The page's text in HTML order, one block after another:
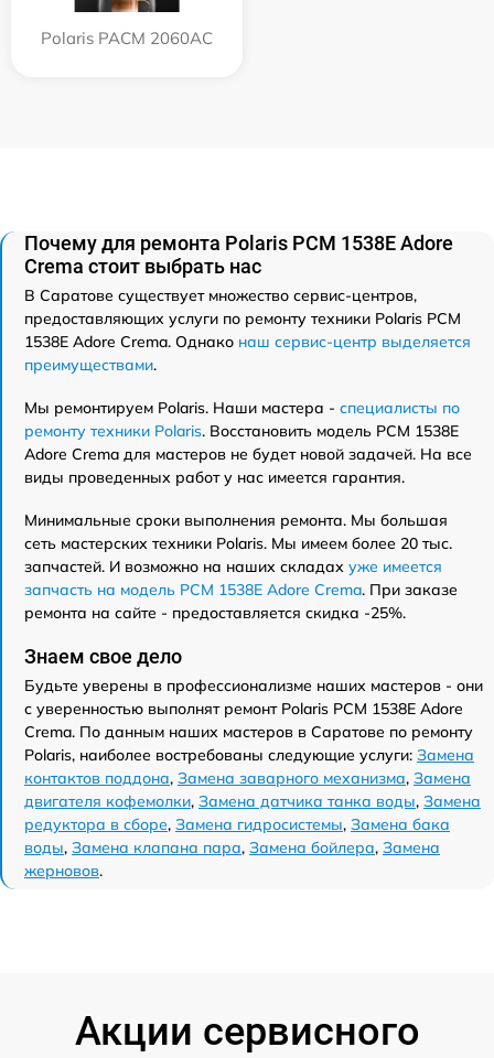
Polaris PACM 2060AC
Почему для ремонта Polaris PCM 1538E Adore
Crema стоит выбрать нас
В Саратове существует множество сервис-центров,
предоставляющих услуги по ремонту техники Polaris PCM
1538E Adore Crema. Однако наш сервис-центр выделяется
преимуществами.
Мы ремонтируем Polaris. Наши мастера - специалисты по
ремонту техники Polaris. Восстановить модель PCM 1538E
Adore Crema для мастеров не будет новой задачей. На все
виды проведенных работ у нас имеется гарантия.
Минимальные сроки выполнения ремонта. Мы большая
сеть мастерских техники Polaris. Мы имеем более 20 тыс.
запчастей. И возможно на наших складах уже имеется
запчасть на модель PCM 1538E Adore Crema. При заказе
ремонта на сайте - предоставляется скидка -25%.
Знаем свое дело
Будьте уверены в профессионализме наших мастеров - они
с уверенностью выполнят ремонт Polaris PCM 1538E Adore
Crema. По данным наших мастеров в Саратове по ремонту
Polaris, наиболее востребованы следующие услуги: Замена
контактов поддона, Замена заварного механизма, Замена
двигателя кофемолки, Замена датчика танка воды, Замена
редуктора в сборе, Замена гидросистемы, Замена бака
воды, Замена клапана пара, Замена бойлера, Замена
жерновов.
Акции сервисного